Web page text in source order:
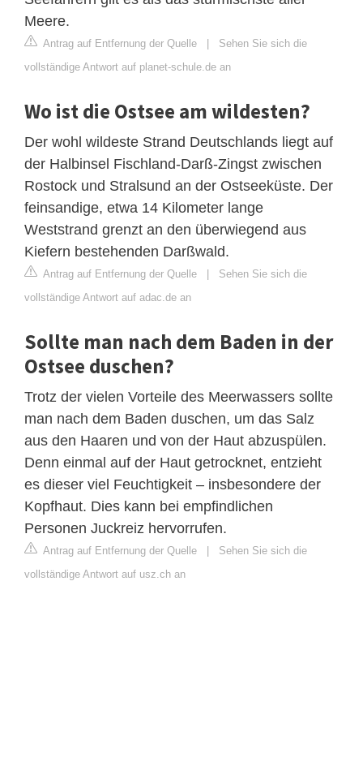
Meere.
Antrag auf Entfernung der Quelle | Sehen Sie sich die
vollständige Antwort auf planet-schule.de an
Wo ist die Ostsee am wildesten?
Der wohl wildeste Strand Deutschlands liegt auf
der Halbinsel Fischland-Darß-Zingst zwischen
Rostock und Stralsund an der Ostseeküste. Der
feinsandige, etwa 14 Kilometer lange
Weststrand grenzt an den überwiegend aus
Kiefern bestehenden Darßwald.
Antrag auf Entfernung der Quelle | Sehen Sie sich die
vollständige Antwort auf adac.de an
Sollte man nach dem Baden in der
Ostsee duschen?
Trotz der vielen Vorteile des Meerwassers sollte
man nach dem Baden duschen, um das Salz
aus den Haaren und von der Haut abzuspülen.
Denn einmal auf der Haut getrocknet, entzieht
es dieser viel Feuchtigkeit – insbesondere der
Kopfhaut. Dies kann bei empfindlichen
Personen Juckreiz hervorrufen.
Antrag auf Entfernung der Quelle | Sehen Sie sich die
vollständige Antwort auf usz.ch an